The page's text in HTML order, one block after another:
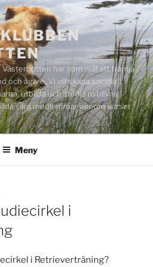
har som mål att främja
och ägare. Vi vill skapa sociala
utbilda och stödja nyblivna
våra medlemmar genom kurser
Meny
i
i Retrieverträning?